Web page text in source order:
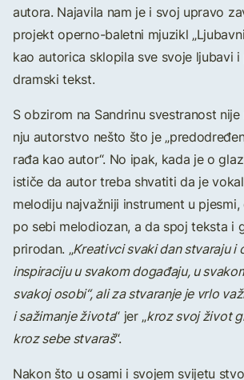
autora. Najavila nam je i svoj upravo
projekt operno-baletni mjuzikl
kao autorica sklopila sve svoje ljubavi
dramski tekst.
S obzirom na Sandrinu svestranost
nju autorstvo nešto što je
rađa kao autor“. No ipak, kada je o
ističe da autor treba shvatiti da je
melodiju najvažniji instrument u
po sebi melodiozan, a da spoj teksta i
prirodan. „Kreativci svaki dan stvaraju i
inspiraciju u svakom događaju, u
svakoj osobi“, ali za stvaranje je vrlo
i sažimanje života“ jer „kroz svoj život
kroz sebe stvaraš“.
Nakon što u osami i svojem svijetu